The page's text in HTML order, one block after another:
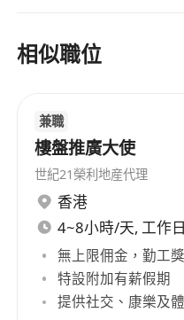
of support for the
the development of
services,
understanding of
can provide our
standard of client care.
相似職位
兼職
樓盤推廣大使
世紀21榮利地産代理
香港
4~8小時/天, 工作
無上限佣金，勤工
特設附加有薪假期
提供社交、康樂及